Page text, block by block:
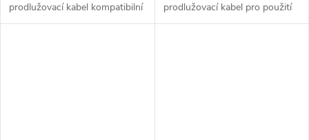
prodlužovací kabel kompatibilní
se...
prodlužovací kabel pro použití
s...